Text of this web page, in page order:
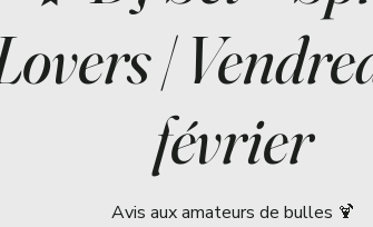
|
février
Avis aux amateurs de bulles 🍹